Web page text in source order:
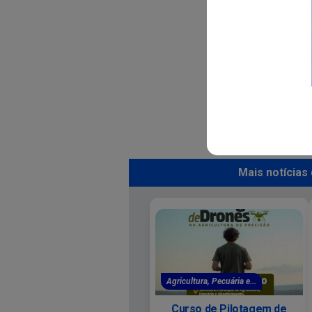
Mais notícias
Agricultura, Pecuária e...
Curso de Pilotagem de